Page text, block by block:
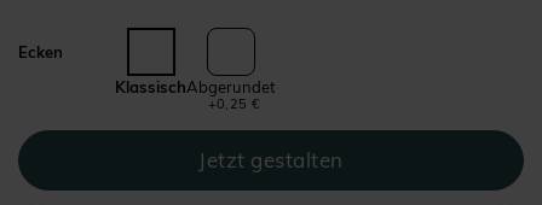
Ecken
KlassischAbgerundet
+0,25 €